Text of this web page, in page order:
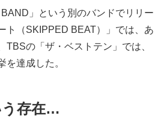
」という別のバンドでリリー
ト（SKIPPED BEAT）」では、あ
TBSの「ザ・ベストテン」では、
を達成した。
う存在…